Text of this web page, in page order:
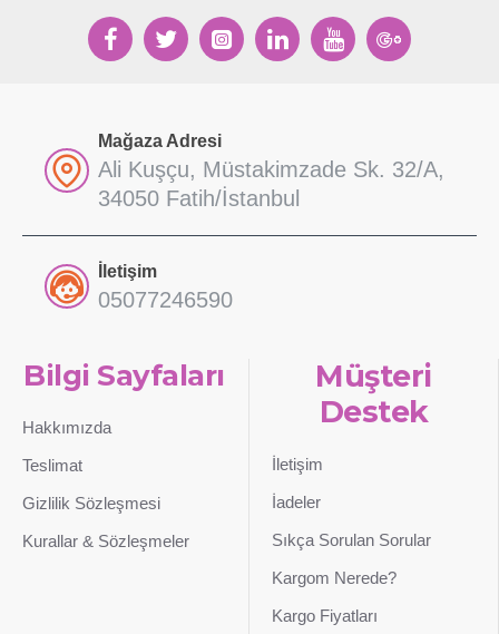
Mağaza Adresi
Ali Kuşçu, Müstakimzade Sk. 32/A,
34050 Fatih/İstanbul
İletişim
05077246590
Bilgi Sayfaları
Hakkımızda
Teslimat
Gizlilik Sözleşmesi
Kurallar & Sözleşmeler
Müşteri
Destek
İletişim
İadeler
Sıkça Sorulan Sorular
Kargom Nerede?
Kargo Fiyatları